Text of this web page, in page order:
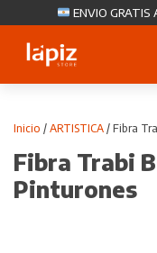
ENVIO GRATIS
Inicio / ARTISTICA / Fibra
Fibra Trabi
Pinturones